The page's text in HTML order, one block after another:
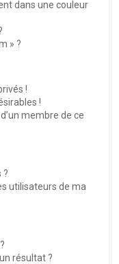
dans une couleur
» ?
!
!
membre de ce
?
utilisateurs de ma
résultat ?